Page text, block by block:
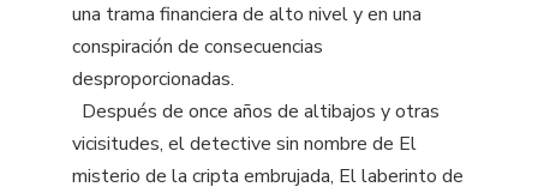
una trama financiera de alto nivel y en una
conspiración de consecuencias
desproporcionadas.
Después de once años de altibajos y otras
vicisitudes, el detective sin nombre de El
misterio de la cripta embrujada, El laberinto de